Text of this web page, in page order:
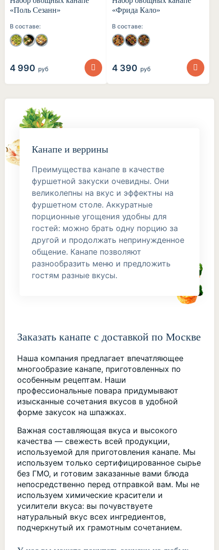
«Поль Сезанн»
В составе:
4 990 руб
«Фрида Кало»
В составе:
4 390 руб
Канапе и веррины
Преимущества канапе в качестве
фуршетной закуски очевидны. Они
великолепны на вкус и эффектны на
фуршетном столе. Аккуратные
порционные угощения удобны для
гостей: можно брать одну порцию за
другой и продолжать непринужденное
общение. Канапе позволяют
разнообразить меню и предложить
гостям разные вкусы.
Заказать канапе с доставкой по Москве
Наша компания предлагает впечатляющее
многообразие канапе, приготовленных по
особенным рецептам. Наши
профессиональные повара придумывают
изысканные сочетания вкусов в удобной
форме закусок на шпажках.
Важная составляющая вкуса и высокого
качества — свежесть всей продукции,
используемой для приготовления канапе. Мы
используем только сертифицированное сырье
без ГМО, и готовим заказанные вами блюда
непосредственно перед отправкой вам. Мы не
используем химические красители и
усилители вкуса: вы почувствуете
натуральный вкус всех ингредиентов,
подчеркнутый их грамотным сочетанием.